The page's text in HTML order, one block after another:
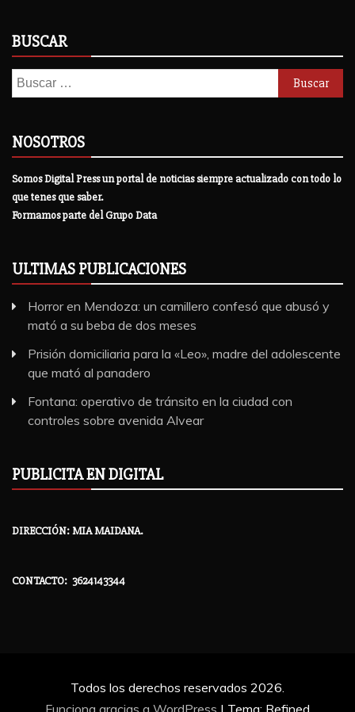
BUSCAR
Buscar:
NOSOTROS
Somos Digital Press un portal de noticias siempre actualizado con todo lo
que tenes que saber.
Formamos parte del Grupo Data
ULTIMAS PUBLICACIONES
Horror en Mendoza: un camillero confesó que abusó y
mató a su beba de dos meses
Prisión domiciliaria para la «Leo», madre del adolescente
que mató al panadero
Fontana: operativo de tránsito en la ciudad con
controles sobre avenida Alvear
PUBLICITA EN DIGITAL
DIRECCIÓN: MIA MAIDANA.
CONTACTO: 3624143344
Todos los derechos reservados 2026.